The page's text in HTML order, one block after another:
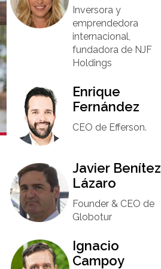
Inversora y
emprendedora
internacional,
fundadora de NJF
Holdings
Enrique
Fernández
CEO de Efferson.
Javier Benítez
Lázaro
Founder & CEO de
Globotur​
Ignacio
Campoy​